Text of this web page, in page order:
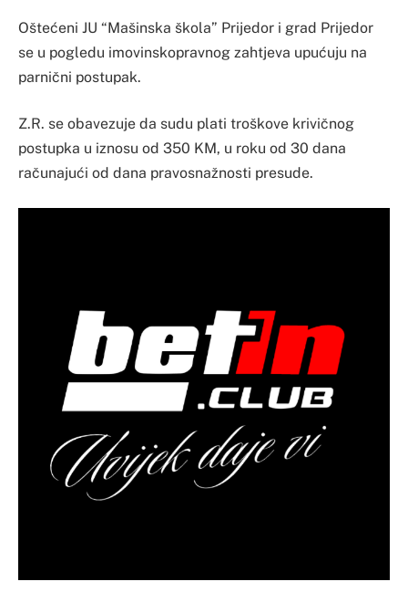
Oštećeni JU “Mašinska škola” Prijedor i grad Prijedor
se u pogledu imovinskopravnog zahtjeva upućuju na
parnični postupak.
Z.R. se obavezuje da sudu plati troškove krivičnog
postupka u iznosu od 350 KM, u roku od 30 dana
računajući od dana pravosnažnosti presude.